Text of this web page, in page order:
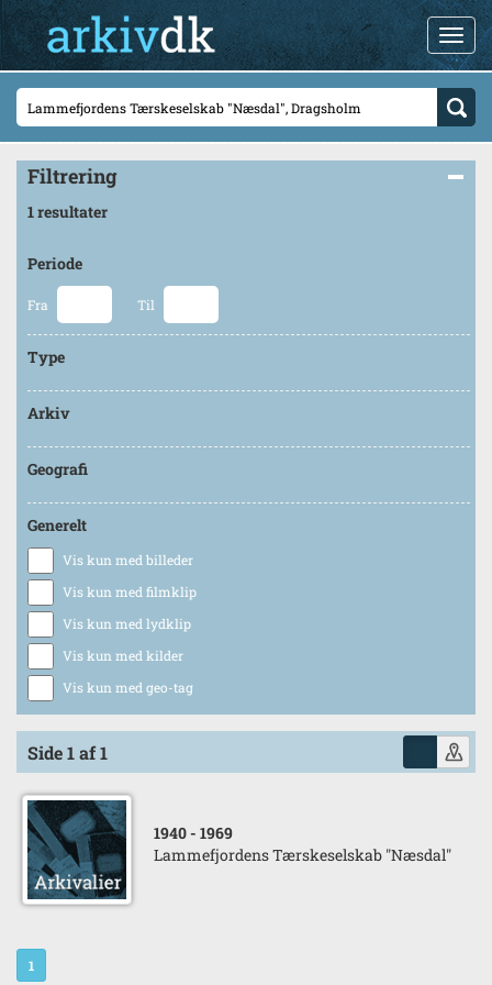
Filtrering
1 resultater
Periode
Fra Til
Type
Arkiv
Geografi
Generelt
Vis kun med billeder
Vis kun med filmklip
Vis kun med lydklip
Vis kun med kilder
Vis kun med geo-tag
Side 1 af 1
1940 - 1969
Lammefjordens Tærskeselskab "Næsdal"
1